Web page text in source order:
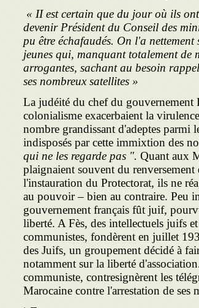
« II est certain que du jour où ils
devenir Président du Conseil des
pu être échafaudés. On l'a
jeunes qui, manquant totalement de
arrogantes, sachant au besoin
ses nombreux satellites »
La judéité du chef du gouvernement
colonialisme exacerbaient la
nombre grandissant d'adeptes parmi
indisposés par cette immixtion des
qui ne les regarde pas ". Quant aux
plaignaient souvent du
l'instauration du Protectorat, ils ne
au pouvoir – bien au contraire. Peu
gouvernement français fût juif,
liberté. A Fès, des intellectuels juifs
communistes, fondèrent en juillet
des Juifs, un groupement décidé à
notamment sur la liberté
communiste, contresignèrent les
Marocaine contre l'arrestation de ses